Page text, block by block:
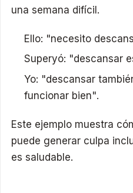
una semana difícil.
Ello: "necesito
Superyó: "descansar
Yo: "descansar
funcionar bien".
Este ejemplo muestra
puede generar culpa
es saludable.